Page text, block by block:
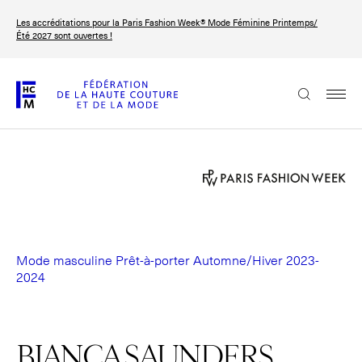
contenu
Les accréditations pour la Paris Fashion Week® Mode Féminine Printemps/
Été 2027 sont ouvertes !
Mode masculine Prêt-à-porter Automne/Hiver 2023-
2024
FRANÇAIS ENGLISH
La Fédération
La gouvernance
Paris Fashion Week®
Haute Couture Week